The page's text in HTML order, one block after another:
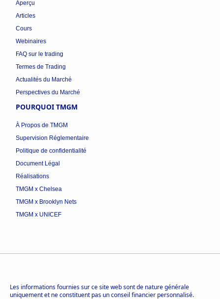
Aperçu
Articles
Cours
Webinaires
FAQ sur le trading
Termes de Trading
Actualités du Marché
Perspectives du Marché
POURQUOI TMGM
À Propos de TMGM
Supervision Réglementaire
Politique de confidentialité
Document Légal
Réalisations
TMGM x Chelsea
TMGM x Brooklyn Nets
TMGM x UNICEF
Les informations fournies sur ce site web sont de nature générale
uniquement et ne constituent pas un conseil financier personnalisé.